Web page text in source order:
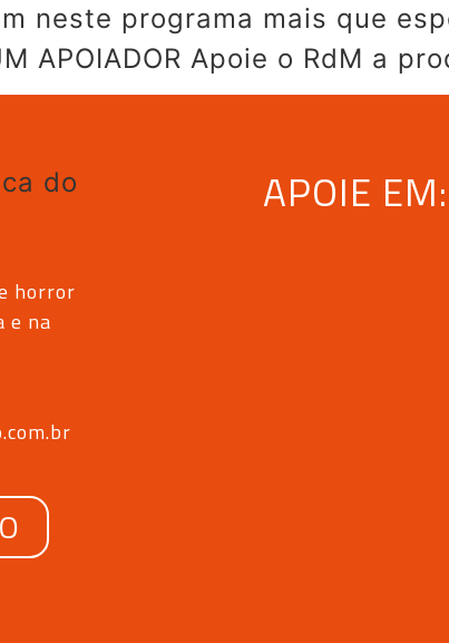
neste programa mais que
APOIADOR Apoie o RdM a
horror
e na
APOIE EM: